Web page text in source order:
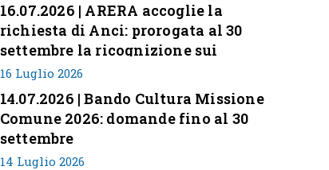
16.07.2026 | ARERA accoglie la
richiesta di Anci: prorogata al 30
settembre la ricognizione sui
corrispettivi
16 Luglio 2026
14.07.2026 | Bando Cultura Missione
Comune 2026: domande fino al 30
settembre
14 Luglio 2026